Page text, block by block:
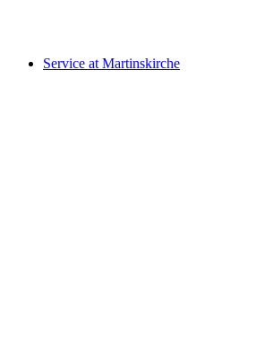
Service at Martinskirche